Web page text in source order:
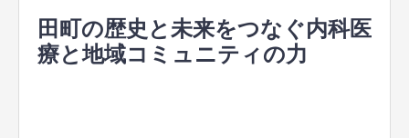
田町の歴史と未来をつなぐ内科医
療と地域コミュニティの力